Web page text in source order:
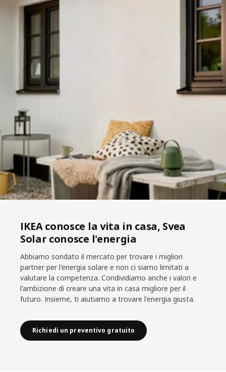
IKEA conosce la vita in casa, Svea
Solar conosce l'energia
Abbiamo sondato il mercato per trovare i migliori
partner per l'energia solare e non ci siamo limitati a
valutare la competenza. Condividiamo anche i valori e
l'ambizione di creare una vita in casa migliore per il
futuro. Insieme, ti aiutiamo a trovare l'energia giusta.
Richiedi un preventivo gratuito